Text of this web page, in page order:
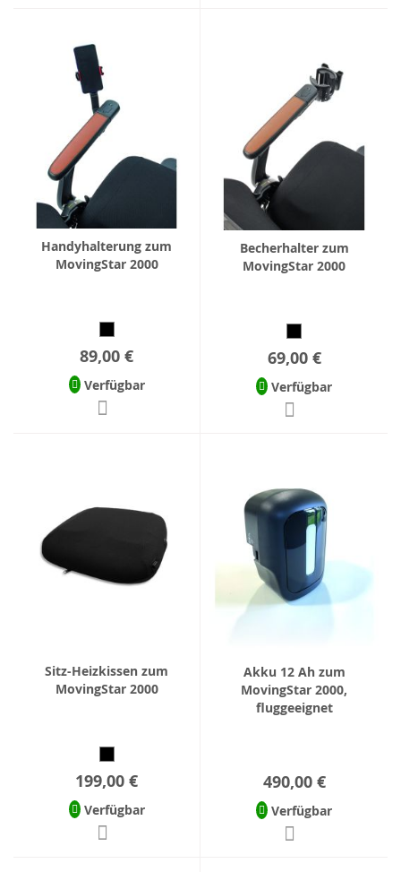
Handyhalterung zum
MovingStar 2000
89,00 €
Verfügbar
Becherhalter zum
MovingStar 2000
69,00 €
Verfügbar
Sitz-Heizkissen zum
MovingStar 2000
199,00 €
Verfügbar
Akku 12 Ah zum
MovingStar 2000,
fluggeeignet
490,00 €
Verfügbar